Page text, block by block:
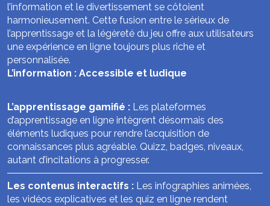
l’information et le divertissement se côtoient
harmonieusement. Cette fusion entre le sérieux de
l’apprentissage et la légèreté du jeu offre aux utilisateurs
une expérience en ligne toujours plus riche et
personnalisée.
L’information : Accessible et ludique
L’apprentissage gamifié : Les plateformes
d’apprentissage en ligne intègrent désormais des
éléments ludiques pour rendre l’acquisition de
connaissances plus agréable. Quizz, badges, niveaux,
autant d’incitations à progresser.
Les contenus interactifs : Les infographies animées,
les vidéos explicatives et les quiz en ligne rendent